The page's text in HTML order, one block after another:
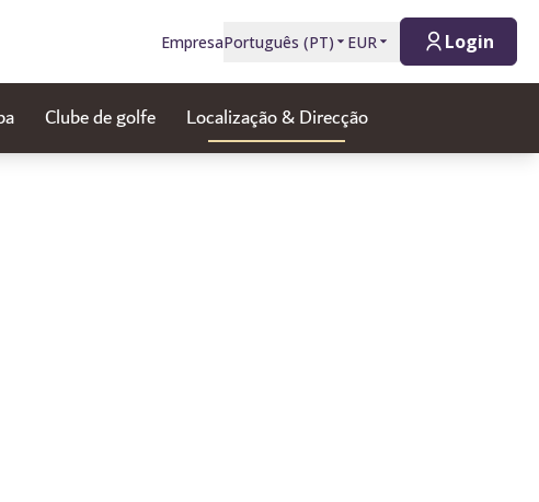
EmpresaPortuguês (PT) EUR Login
Clube de golfe Localização & Direcção